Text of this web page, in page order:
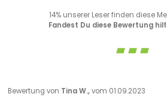
14% unserer Leser finden diese
Fandest Du diese Bewertung
Bewertung von Tina W.,vom 01.09.2023